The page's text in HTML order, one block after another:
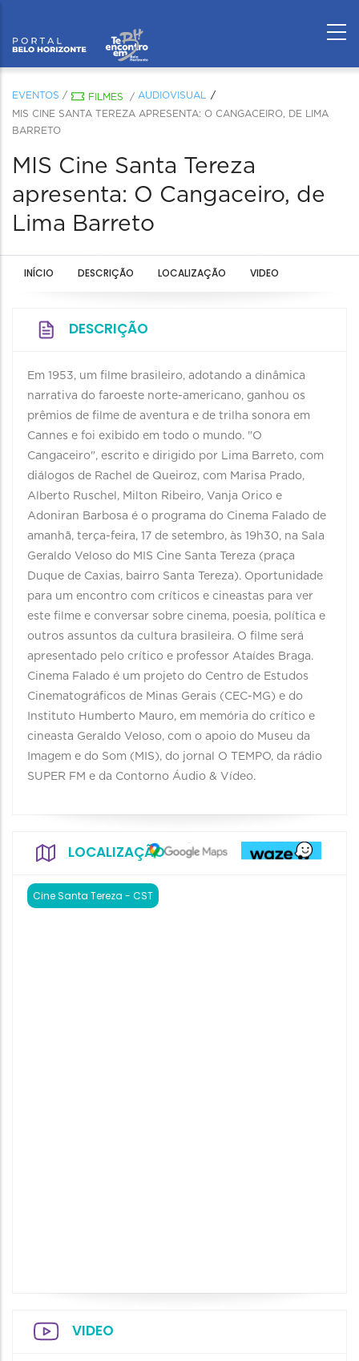
EVENTOS / FILMES / AUDIOVISUAL
MIS CINE SANTA TEREZA APRESENTA: O CANGACEIRO, DE LIMA
BARRETO
MIS Cine Santa Tereza
apresenta: O Cangaceiro, de
Lima Barreto
INÍCIO DESCRIÇÃO LOCALIZAÇÃO VIDEO
DESCRIÇÃO
Em 1953, um filme brasileiro, adotando a dinâmica
narrativa do faroeste norte-americano, ganhou os
prêmios de filme de aventura e de trilha sonora em
Cannes e foi exibido em todo o mundo. "O
Cangaceiro", escrito e dirigido por Lima Barreto, com
diálogos de Rachel de Queiroz, com Marisa Prado,
Alberto Ruschel, Milton Ribeiro, Vanja Orico e
Adoniran Barbosa é o programa do Cinema Falado de
amanhã, terça-feira, 17 de setembro, às 19h30, na Sala
Geraldo Veloso do MIS Cine Santa Tereza (praça
Duque de Caxias, bairro Santa Tereza). Oportunidade
para um encontro com críticos e cineastas para ver
este filme e conversar sobre cinema, poesia, política e
outros assuntos da cultura brasileira. O filme será
apresentado pelo crítico e professor Ataídes Braga.
Cinema Falado é um projeto do Centro de Estudos
Cinematográficos de Minas Gerais (CEC-MG) e do
Instituto Humberto Mauro, em memória do crítico e
cineasta Geraldo Veloso, com o apoio do Museu da
Imagem e do Som (MIS), do jornal O TEMPO, da rádio
SUPER FM e da Contorno Áudio & Vídeo.
LOCALIZAÇÃO
Cine Santa Tereza - CST
VIDEO